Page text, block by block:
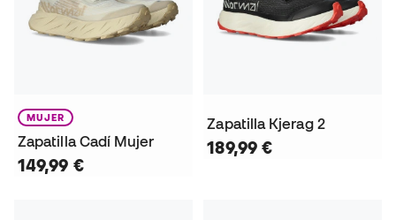
MUJER
Zapatilla Cadí Mujer
149,99 €
Zapatilla Kjerag 2
189,99 €